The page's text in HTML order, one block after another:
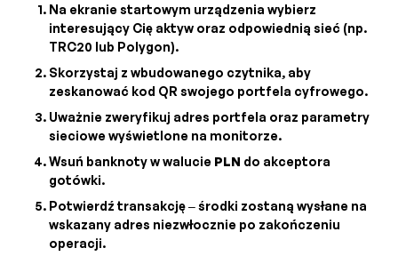
Na ekranie startowym urządzenia wybierz
interesujący Cię aktyw oraz odpowiednią sieć (np.
TRC20 lub Polygon).
Skorzystaj z wbudowanego czytnika, aby
zeskanować kod QR swojego portfela cyfrowego.
Uważnie zweryfikuj adres portfela oraz parametry
sieciowe wyświetlone na monitorze.
Wsuń banknoty w walucie PLN do akceptora
gotówki.
Potwierdź transakcję – środki zostaną wysłane na
wskazany adres niezwłocznie po zakończeniu
operacji.